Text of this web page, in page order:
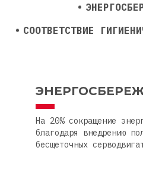
СООТВЕТСТВИЕ
На 20% сокращение
благодаря внедрению
бесщеточных